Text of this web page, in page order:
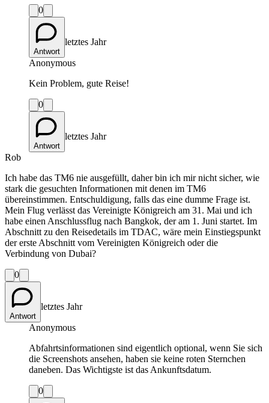
0
Antwort
letztes Jahr
Anonymous
Kein Problem, gute Reise!
0
Antwort
letztes Jahr
Rob
Ich habe das TM6 nie ausgefüllt, daher bin ich mir nicht sicher, wie
stark die gesuchten Informationen mit denen im TM6
übereinstimmen. Entschuldigung, falls das eine dumme Frage ist.
Mein Flug verlässt das Vereinigte Königreich am 31. Mai und ich
habe einen Anschlussflug nach Bangkok, der am 1. Juni startet. Im
Abschnitt zu den Reisedetails im TDAC, wäre mein Einstiegspunkt
der erste Abschnitt vom Vereinigten Königreich oder die
Verbindung von Dubai?
0
Antwort
letztes Jahr
Anonymous
Abfahrtsinformationen sind eigentlich optional, wenn Sie sich
die Screenshots ansehen, haben sie keine roten Sternchen
daneben. Das Wichtigste ist das Ankunftsdatum.
0